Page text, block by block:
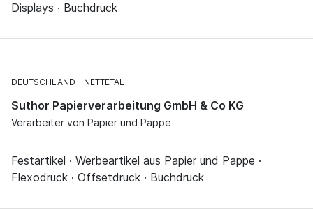
Displays · Buchdruck
DEUTSCHLAND NETTETAL
Suthor Papierverarbeitung GmbH & Co KG
Verarbeiter von Papier und Pappe
Festartikel · Werbeartikel aus Papier und Pappe ·
Flexodruck · Offsetdruck · Buchdruck